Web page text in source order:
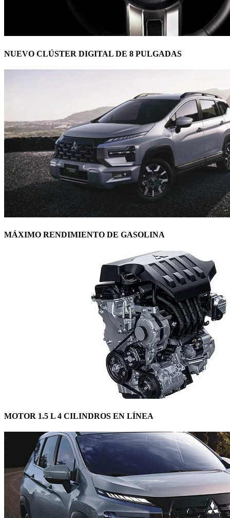
NUEVO CLÚSTER DIGITAL DE 8 PULGADAS
MÁXIMO RENDIMIENTO DE GASOLINA
MOTOR 1.5 L 4 CILINDROS EN LÍNEA